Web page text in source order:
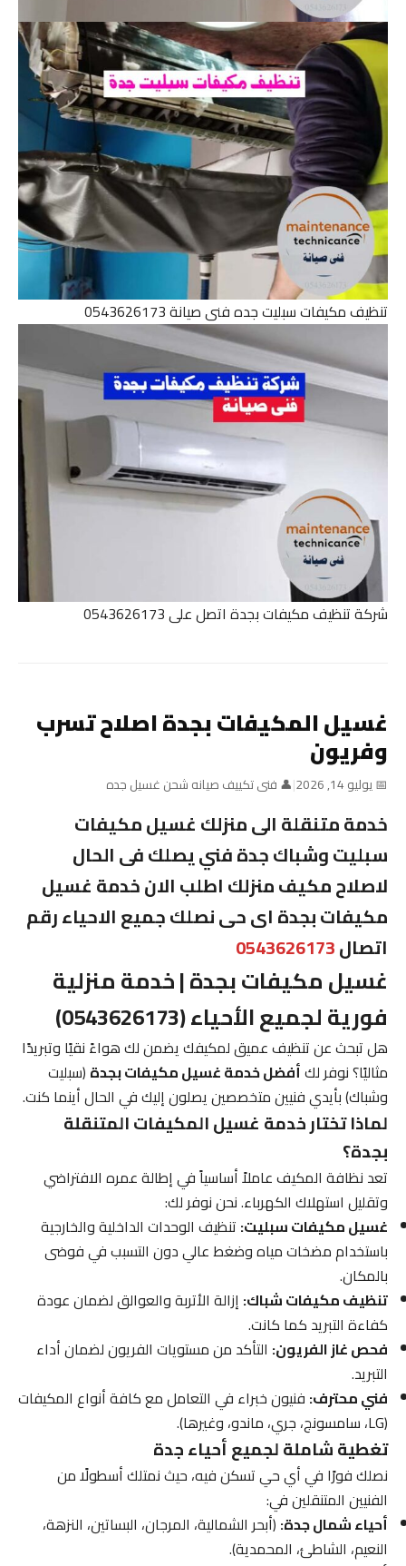
تنظيف مكيفات سبليت جده فنى صيانة 0543626173
شركة تنظيف مكيفات بجدة اتصل على 0543626173
غسيل المكيفات بجدة اصلاح تسرب
وفريون
📅 يوليو 14, 2026 |👤 فنى تكييف صيانه شحن غسيل جده
خدمة متنقلة الى منزلك غسيل مكيفات
سبليت وشباك جدة فني يصلك فى الحال
لاصلاح مكيف منزلك اطلب الان خدمة غسيل
مكيفات بجدة اى حى نصلك جميع الاحياء رقم
اتصال0543626173
غسيل مكيفات بجدة | خدمة منزلية
فورية لجميع الأحياء (0543626173)
هل تبحث عن تنظيف عميق لمكيفك يضمن لك هواءً نقيًا وتبريدًا
مثاليًا؟ نوفر لكأفضل خدمة غسيل مكيفات بجدة (سبليت
وشباك) بأيدي فنيين متخصصين يصلون إليك في الحال أينما كنت.
لماذا تختار خدمة غسيل المكيفات المتنقلة
بجدة؟
تعد نظافة المكيف عاملاً أساسياً في إطالة عمره الافتراضي
وتقليل استهلاك الكهرباء. نحن نوفر لك:
غسيل مكيفات سبليت: تنظيف الوحدات الداخلية والخارجية
باستخدام مضخات مياه وضغط عالي دون التسبب في فوضى
بالمكان.
تنظيف مكيفات شباك: إزالة الأتربة والعوالق لضمان عودة
كفاءة التبريد كما كانت.
فحص غاز الفريون: التأكد من مستويات الفريون لضمان أداء
التبريد.
فني محترف: فنيون خبراء في التعامل مع كافة أنواع المكيفات
(LG، سامسونج، جري، ماندو، وغيرها).
تغطية شاملة لجميع أحياء جدة
نصلك فورًا في أي حي تسكن فيه، حيث نمتلك أسطولًا من
الفنيين المتنقلين في:
أحياء شمال جدة: (أبحر الشمالية، المرجان، البساتين، النزهة،
النعيم، الشاطئ، المحمدية).